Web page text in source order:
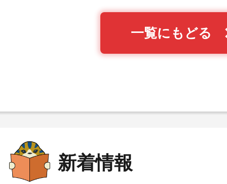
一覧にもどる
新着情報